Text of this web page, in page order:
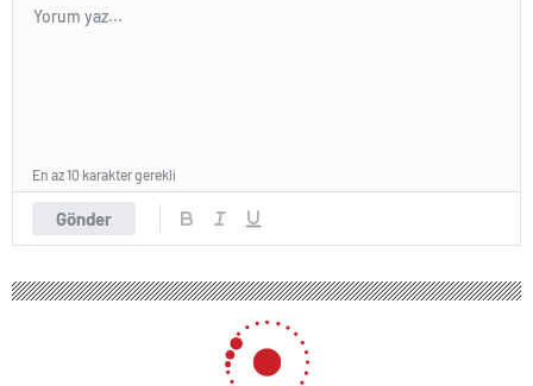
Gönder
En az 10 karakter gerekli